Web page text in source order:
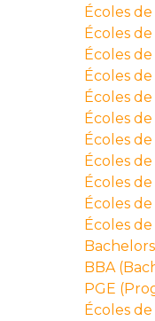
Écoles
Écoles
Écoles
Écoles
Écoles
Écoles
Écoles
Écoles
Écoles
Écoles
Écoles
BBA
PGE
Écoles